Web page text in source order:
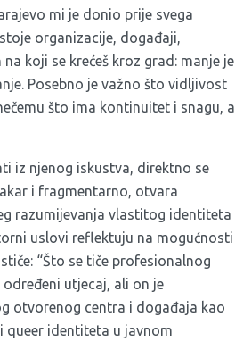
mi je donio prije svega
organizacije, događaji,
koji se krećeš kroz grad: manje je
Posebno je važno što vidljivost
što ima kontinuitet i snagu, a
iz njenog iskustva, direktno se
i fragmentarno, otvara
razumijevanja vlastitog identiteta
uslovi reflektuju na mogućnosti
“Što se tiče profesionalnog
utjecaj, ali on je
otvorenog centra i događaja kao
queer identiteta u javnom